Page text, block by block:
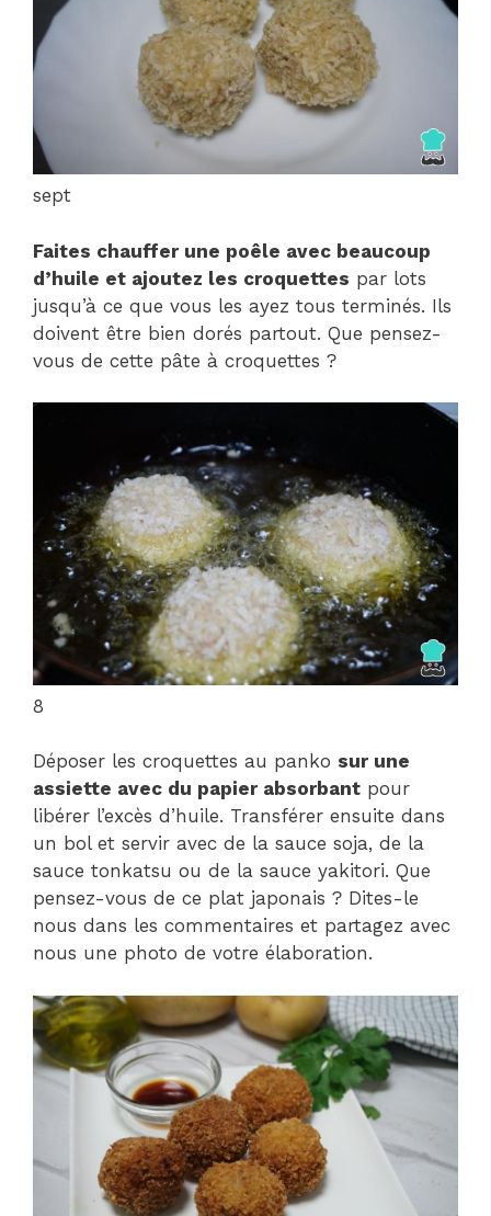
sept
Faites chauffer une poêle avec beaucoup
d’huile et ajoutez les croquettes par lots
jusqu’à ce que vous les ayez tous terminés. Ils
doivent être bien dorés partout. Que pensez-
vous de cette pâte à croquettes ?
8
Déposer les croquettes au panko sur une
assiette avec du papier absorbant pour
libérer l’excès d’huile. Transférer ensuite dans
un bol et servir avec de la sauce soja, de la
sauce tonkatsu ou de la sauce yakitori. Que
pensez-vous de ce plat japonais ? Dites-le
nous dans les commentaires et partagez avec
nous une photo de votre élaboration.